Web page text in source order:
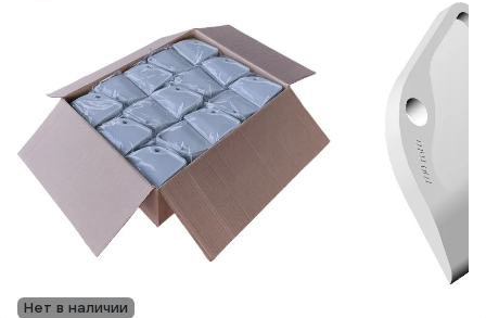
Нет в наличии